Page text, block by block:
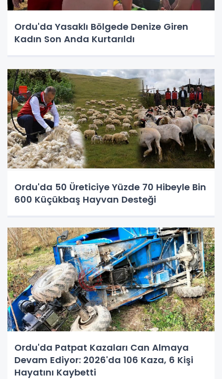
Ordu'da Yasaklı Bölgede Denize Giren
Kadın Son Anda Kurtarıldı
Ordu'da 50 Üreticiye Yüzde 70 Hibeyle Bin
600 Küçükbaş Hayvan Desteği
Ordu'da Patpat Kazaları Can Almaya
Devam Ediyor: 2026'da 106 Kaza, 6 Kişi
Hayatını Kaybetti